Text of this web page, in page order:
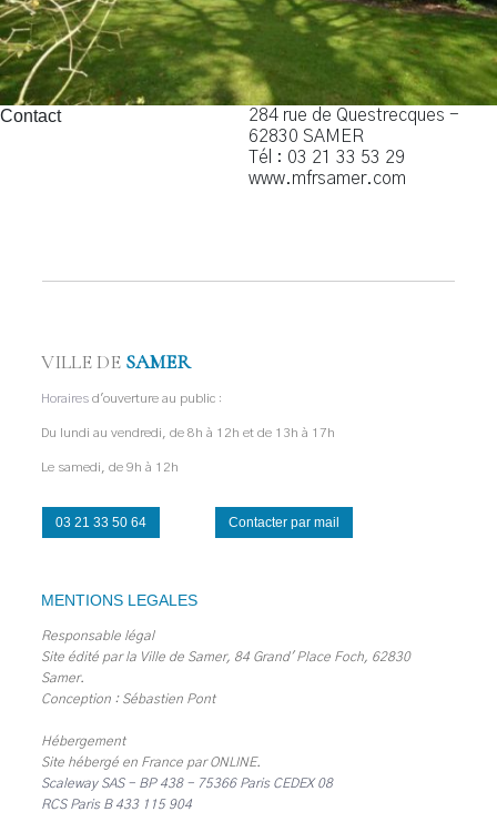
Contact
284 rue de Questrecques -
62830 SAMER
Tél : 03 21 33 53 29
www.mfrsamer.com
VILLE DE SAMER
Horaires d'ouverture au public :
Du lundi au vendredi, de 8h à 12h et de 13h à 17h
Le samedi, de 9h à 12h
03 21 33 50 64 Contacter par mail
MENTIONS LEGALES
Responsable légal
Site édité par la Ville de Samer, 84 Grand' Place Foch, 62830
Samer.
Conception : Sébastien Pont
Hébergement
Site hébergé en France parONLINE.
Scaleway SAS - BP 438 - 75366 Paris CEDEX 08
RCS Paris B 433 115 904